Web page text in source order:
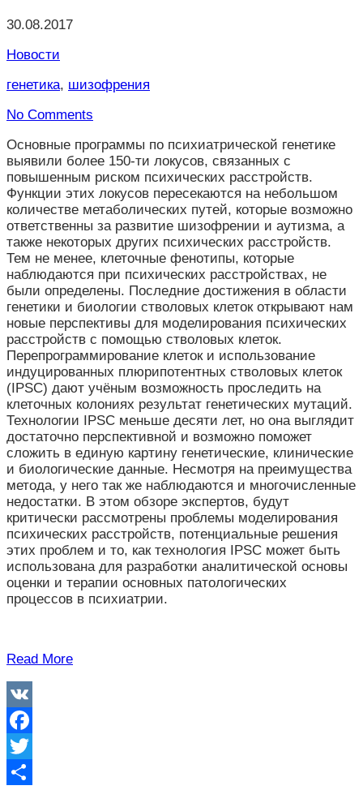
30.08.2017
Новости
генетика, шизофрения
No Comments
Основные программы по психиатрической генетике
выявили более 150-ти локусов, связанных с
повышенным риском психических расстройств.
Функции этих локусов пересекаются на небольшом
количестве метаболических путей, которые возможно
ответственны за развитие шизофрении и аутизма, а
также некоторых других психических расстройств.
Тем не менее, клеточные фенотипы, которые
наблюдаются при психических расстройствах, не
были определены. Последние достижения в области
генетики и биологии стволовых клеток открывают нам
новые перспективы для моделирования психических
расстройств с помощью стволовых клеток.
Перепрограммирование клеток и использование
индуцированных плюрипотентных стволовых клеток
(IPSC) дают учёным возможность проследить на
клеточных колониях результат генетических мутаций.
Технологии IPSC меньше десяти лет, но она выглядит
достаточно перспективной и возможно поможет
сложить в единую картину генетические, клинические
и биологические данные. Несмотря на преимущества
метода, у него так же наблюдаются и многочисленные
недостатки. В этом обзоре экспертов, будут
критически рассмотрены проблемы моделирования
психических расстройств, потенциальные решения
этих проблем и то, как технология IPSC может быть
использована для разработки аналитической основы
оценки и терапии основных патологических
процессов в психиатрии.
Read More
VK
Facebook
Twitter